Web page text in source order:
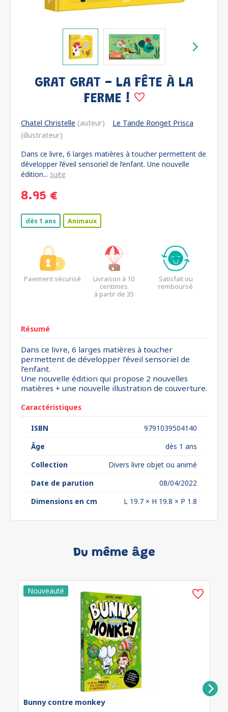
GRAT GRAT - LA FÊTE À LA
FERME !
Chatel Christelle (auteur)
Le Tande Ronget Prisca
(illustrateur)
Dans ce livre, 6 larges matières à toucher permettent de
développer l’éveil sensoriel de l’enfant. Une nouvelle
édition... suite
8.95 €
dès 1 ans Animaux
Paiement sécurisé
Livraison à 10
centimes
à partir de 35
Satisfait ou
remboursé
Résumé
Dans ce livre, 6 larges matières à toucher
permettent de développer l’éveil sensoriel de
l’enfant.
Une nouvelle édition qui propose 2 nouvelles
matières + une nouvelle illustration de couverture.
Caractéristiques
ISBN
9791039504140
Âge
dès 1 ans
Collection
Divers livre objet ou animé
Date de parution
08/04/2022
Dimensions en cm
L 19.7 × H 19.8 × P 1.8
Du même âge
Bunny contre monkey